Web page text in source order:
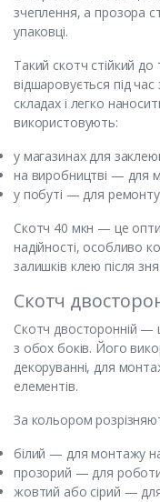
зчеплення, а прозора
упаковці.
Такий скотч стійкий
відшаровується під
складах і легко
використовують:
у магазинах для
на виробництві — для
у побуті — для ремонту
Скотч 40 мкн — це
надійності, особливо
залишків клею після
Скотч
Скотч двосторонній —
з обох боків. Його
декоруванні, для
елементів.
За кольором
білий — для монтажу на
прозорий — для роботи
жовтий або сірий —